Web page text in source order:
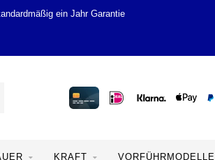
ein Jahr Garantie
KRAFT VORFÜHRMODELLE